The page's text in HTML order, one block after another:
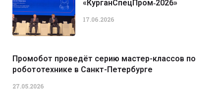
«КурганСпецПром‑2026»
17.06.2026
Промобот проведёт серию мастер-классов по
робототехнике в Санкт-Петербурге
27.05.2026